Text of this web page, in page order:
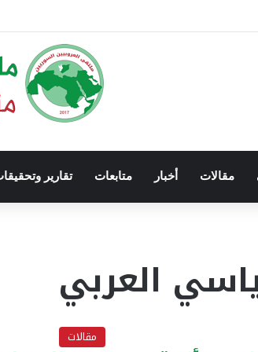
مقالات أخبار متابعات تقارير
العربي
مقالات